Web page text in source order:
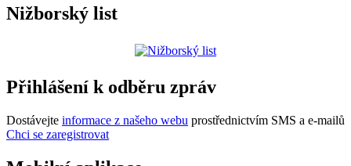
Nižborský list
Přihlášení k odběru zpráv
Dostávejte informace z našeho webu prostřednictvím SMS a e-mailů
Chci se zaregistrovat